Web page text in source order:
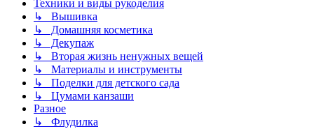
Техники и виды рукоделия
↳ Вышивка
↳ Домашняя косметика
↳ Декупаж
↳ Вторая жизнь ненужных вещей
↳ Материалы и инструменты
↳ Поделки для детского сада
↳ Цумами канзаши
Разное
↳ Флудилка